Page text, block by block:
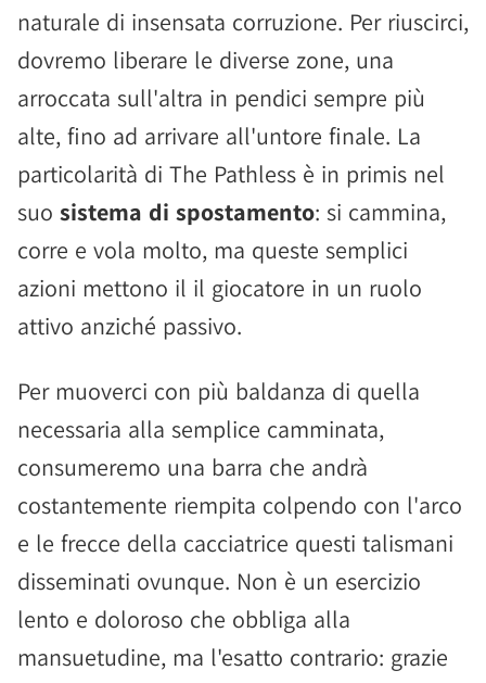
naturale di insensata corruzione. Per riuscirci,
dovremo liberare le diverse zone, una
arroccata sull'altra in pendici sempre più
alte, fino ad arrivare all'untore finale. La
particolarità di The Pathless è in primis nel
suo sistema di spostamento: si cammina,
corre e vola molto, ma queste semplici
azioni mettono il il giocatore in un ruolo
attivo anziché passivo.
Per muoverci con più baldanza di quella
necessaria alla semplice camminata,
consumeremo una barra che andrà
costantemente riempita colpendo con l'arco
e le frecce della cacciatrice questi talismani
disseminati ovunque. Non è un esercizio
lento e doloroso che obbliga alla
mansuetudine, ma l'esatto contrario: grazie